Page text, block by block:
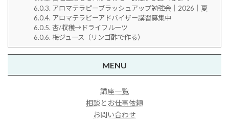
6.0.3. アロマテラピーブラッシュアップ勉強会｜2026｜夏
6.0.4. アロマテラピーアドバイザー講習募集中
6.0.5. 杏/収穫→ドライフルーツ
6.0.6. 梅ジュース（リンゴ酢で作る）
MENU
講座一覧
相談とお仕事依頼
お問い合わせ